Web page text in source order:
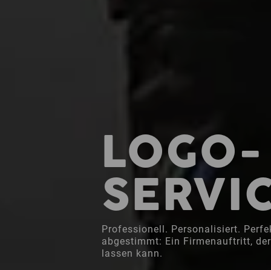
LOGO-
Professionell. Personalisiert.
abgestimmt: Ein Firmenauftritt,
lassen kann.